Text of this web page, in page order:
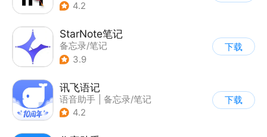
4.2
StarNote笔记
备忘录/笔记
3.9
下载
讯飞语记
语音助手
备忘录/笔记
4.2
下载